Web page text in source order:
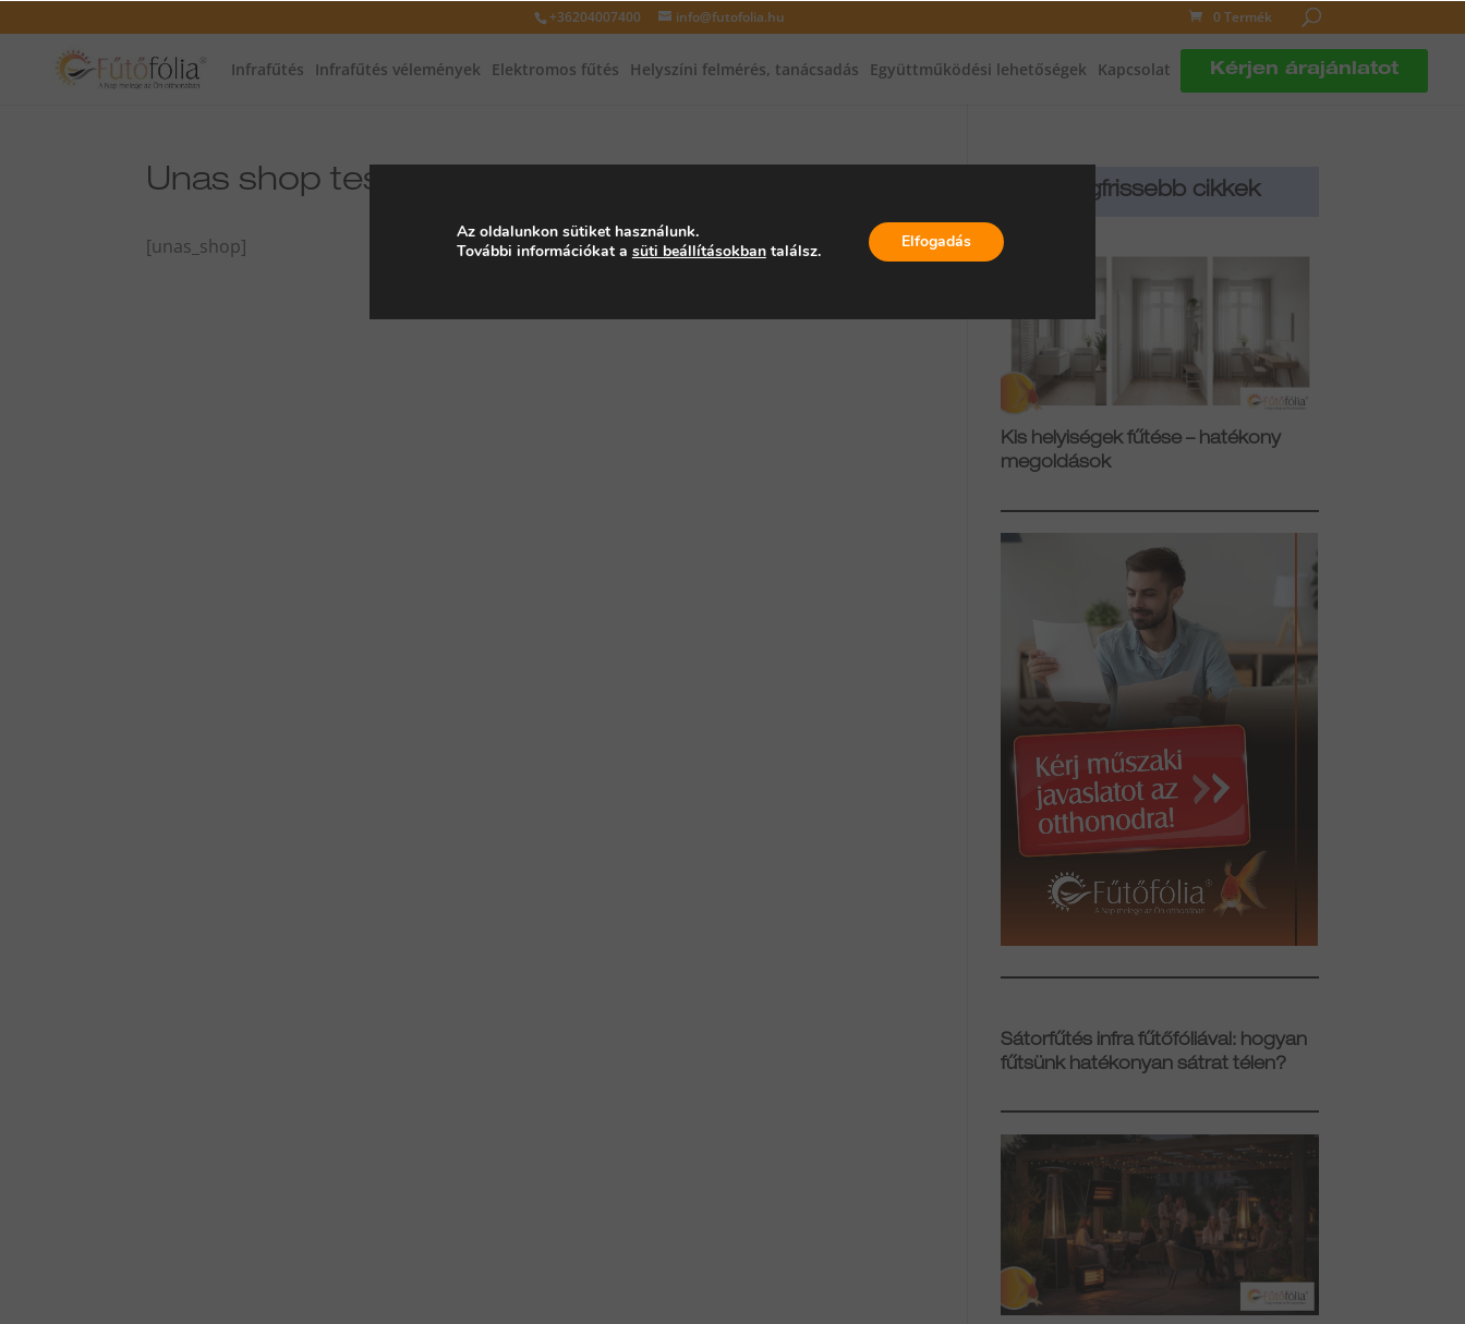
+36204007400 info@futofolia.hu 0 Termék
Infrafűtés Infrafűtés vélemények Elektromos fűtés Helyszíni felmérés, tanácsadás Együttműködési lehetőségek Kapcsolat Kérjen árajánlatot
Unas shop teszt
[unas_shop]
Legfrissebb cikkek
Kis helyiségek fűtése – hatékony
megoldások
Sátorfűtés infra fűtőfóliával: hogyan
fűtsünk hatékonyan sátrat télen?
Az oldalunkon sütiket használunk.
További információkat a süti beállításokbantalálsz. Elfogadás